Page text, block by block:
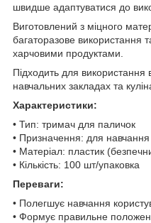
швидше адаптуватися до
Виготовлений з міцного
багаторазове використання
харчовими продуктами.
Підходить для
навчальних закладах та
Характеристики:
• Тип: тримач для паличок
• Призначення: для
• Матеріал: пластик
• Кількість: 100 шт/упаковка
Переваги:
• Полегшує навчання
• Формує правильне